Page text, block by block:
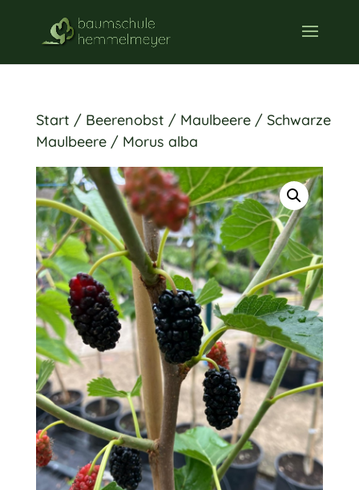
Start / Beerenobst / Maulbeere/ Schwarze
Maulbeere / Morus alba